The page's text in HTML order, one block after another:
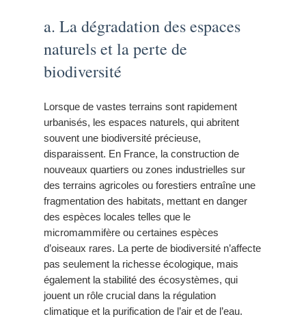
a. La dégradation des espaces
naturels et la perte de
biodiversité
Lorsque de vastes terrains sont rapidement
urbanisés, les espaces naturels, qui abritent
souvent une biodiversité précieuse,
disparaissent. En France, la construction de
nouveaux quartiers ou zones industrielles sur
des terrains agricoles ou forestiers entraîne une
fragmentation des habitats, mettant en danger
des espèces locales telles que le
micromammifère ou certaines espèces
d’oiseaux rares. La perte de biodiversité n’affecte
pas seulement la richesse écologique, mais
également la stabilité des écosystèmes, qui
jouent un rôle crucial dans la régulation
climatique et la purification de l’air et de l’eau.